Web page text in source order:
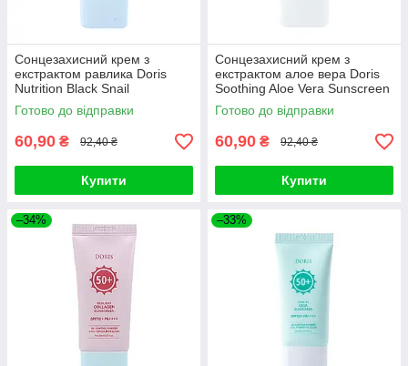
Сонцезахисний крем з
екстрактом равлика Doris
Nutrition Black Snail
Sunscreen 30мл
Готово до відправки
60,90 ₴ 92,40 ₴
Купити
Сонцезахисний крем з
екстрактом алое вера Doris
Soothing Aloe Vera Sunscreen
30мл
Готово до відправки
60,90 ₴ 92,40 ₴
Купити
–34% –33%